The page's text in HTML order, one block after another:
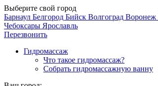
Выберите свой город
Барнаул Белгород Бийск Волгоград Воронеж
Чебоксары Ярославль
Перезвонить
Гидромассаж
Что такое гидромассаж?
Собрать гидромассажную ванну